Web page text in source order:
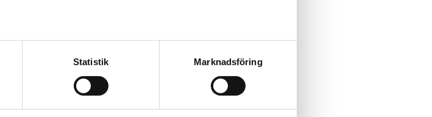
Statistik Marknadsföring